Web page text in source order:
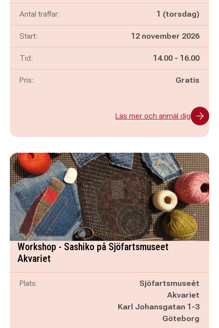
Antal träffar: 1 (torsdag)
Start: 12 november 2026
Tid: Pågår mellan
14.00 - och
16.00
Pris: Gratis
Läs mer och anmäl dig
Workshop - Sashiko på Sjöfartsmuseet
Akvariet
Plats:
Sjöfartsmuseét
Akvariet
Karl Johansgatan 1-3
Göteborg